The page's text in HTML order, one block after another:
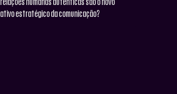
ativo estratégico da comunicação?